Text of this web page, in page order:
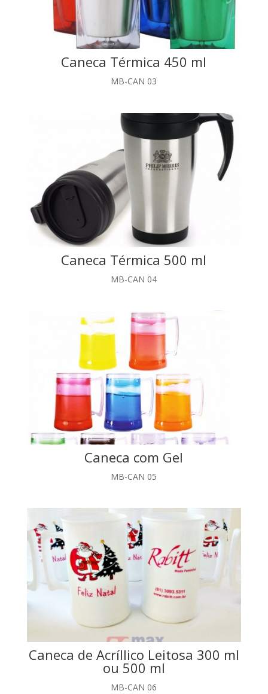
Caneca Térmica 450 ml
MB-CAN 03
Caneca Térmica 500 ml
MB-CAN 04
Caneca com Gel
MB-CAN 05
Caneca de Acríllico Leitosa 300 ml
ou 500 ml
MB-CAN 06